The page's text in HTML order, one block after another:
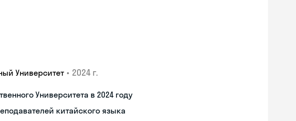
Университет • 2024 г.
Университета в 2024 году
китайского языка